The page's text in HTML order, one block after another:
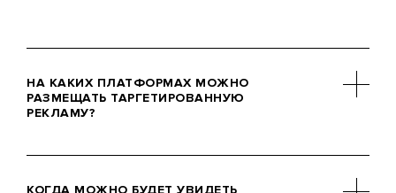
демографические и поведенческие
характеристики пользователей,
откликнется. Контекстная реклама,
НА КАКИХ ПЛАТФОРМАХ МОЖНО
РАЗМЕЩАТЬ ТАРГЕТИРОВАННУЮ
РЕКЛАМУ?
популярных платформах: от TikTok и
КОГДА МОЖНО БУДЕТ УВИДЕТЬ